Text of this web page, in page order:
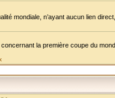
mondiale, n’ayant aucun lien
la première coupe du